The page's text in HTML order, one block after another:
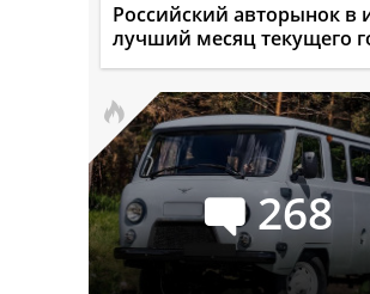
Российский авторынок в
лучший месяц текущего
268